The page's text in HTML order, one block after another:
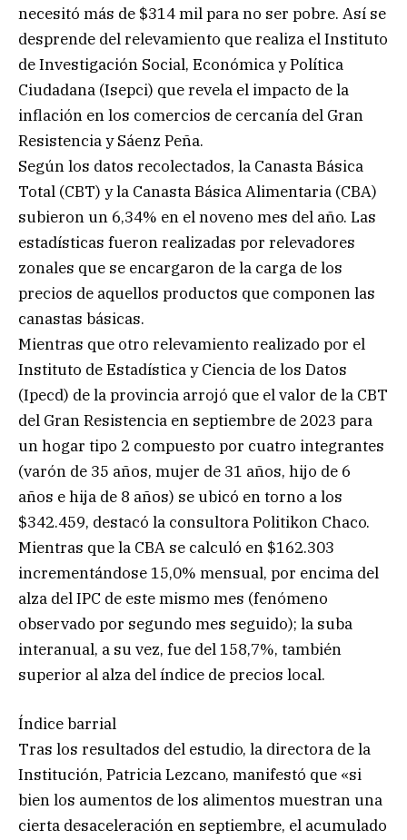
necesitó más de $314 mil para no ser pobre. Así se
desprende del relevamiento que realiza el Instituto
de Investigación Social, Económica y Política
Ciudadana (Isepci) que revela el impacto de la
inflación en los comercios de cercanía del Gran
Resistencia y Sáenz Peña.
Según los datos recolectados, la Canasta Básica
Total (CBT) y la Canasta Básica Alimentaria (CBA)
subieron un 6,34% en el noveno mes del año. Las
estadísticas fueron realizadas por relevadores
zonales que se encargaron de la carga de los
precios de aquellos productos que componen las
canastas básicas.
Mientras que otro relevamiento realizado por el
Instituto de Estadística y Ciencia de los Datos
(Ipecd) de la provincia arrojó que el valor de la CBT
del Gran Resistencia en septiembre de 2023 para
un hogar tipo 2 compuesto por cuatro integrantes
(varón de 35 años, mujer de 31 años, hijo de 6
años e hija de 8 años) se ubicó en torno a los
$342.459, destacó la consultora Politikon Chaco.
Mientras que la CBA se calculó en $162.303
incrementándose 15,0% mensual, por encima del
alza del IPC de este mismo mes (fenómeno
observado por segundo mes seguido); la suba
interanual, a su vez, fue del 158,7%, también
superior al alza del índice de precios local.
Índice barrial
Tras los resultados del estudio, la directora de la
Institución, Patricia Lezcano, manifestó que «si
bien los aumentos de los alimentos muestran una
cierta desaceleración en septiembre, el acumulado